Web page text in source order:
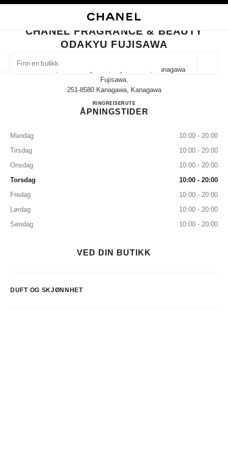
FINN EN BUTIKK
forslag vises under dette søkefeltet
0 Tilgjengelige forslag
LUKK BUTIKKORTET CHANEL FRAGRANCE & BEAUTY ODAKYU
CHANEL FRAGRANCE & BEAUTY
ODAKYU FUJISAWA
21-1, Minami Fujisawa, Fujisawa-Shi, Kanagawa
Fujisawa,
251-8580 Kanagawa, Kanagawa
RING0466-50-0641
REISERUTECHANEL FRAGRANCE &
ÅPNINGSTIDER
Mandag
10:00 - 20:00
Tirsdag
10:00 - 20:00
Onsdag
10:00 - 20:00
Torsdag
10:00 - 20:00
Fredag
10:00 - 20:00
Lørdag
10:00 - 20:00
Søndag
10:00 - 20:00
VED DIN BUTIKK
DUFT OG SKJØNNHET
BRILLER KLOKKER OG MOTESMYKKER